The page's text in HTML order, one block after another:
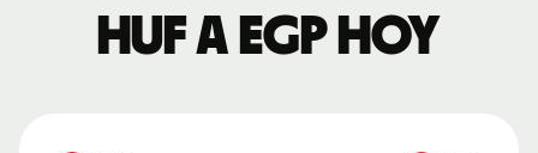
HUF a EGP hoy